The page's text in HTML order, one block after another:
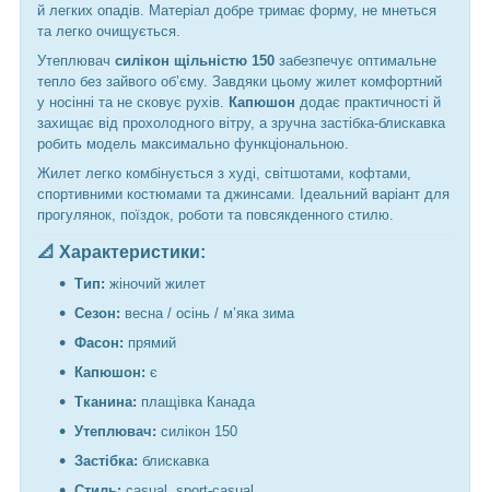
й легких опадів. Матеріал добре тримає форму, не мнеться
та легко очищується.
Утеплювач силікон щільністю 150 забезпечує оптимальне
тепло без зайвого об’єму. Завдяки цьому жилет комфортний
у носінні та не сковує рухів. Капюшон додає практичності й
захищає від прохолодного вітру, а зручна застібка-блискавка
робить модель максимально функціональною.
Жилет легко комбінується з худі, світшотами, кофтами,
спортивними костюмами та джинсами. Ідеальний варіант для
прогулянок, поїздок, роботи та повсякденного стилю.
📐 Характеристики:
Тип: жіночий жилет
Сезон: весна / осінь / м’яка зима
Фасон: прямий
Капюшон: є
Тканина: плащівка Канада
Утеплювач: силікон 150
Застібка: блискавка